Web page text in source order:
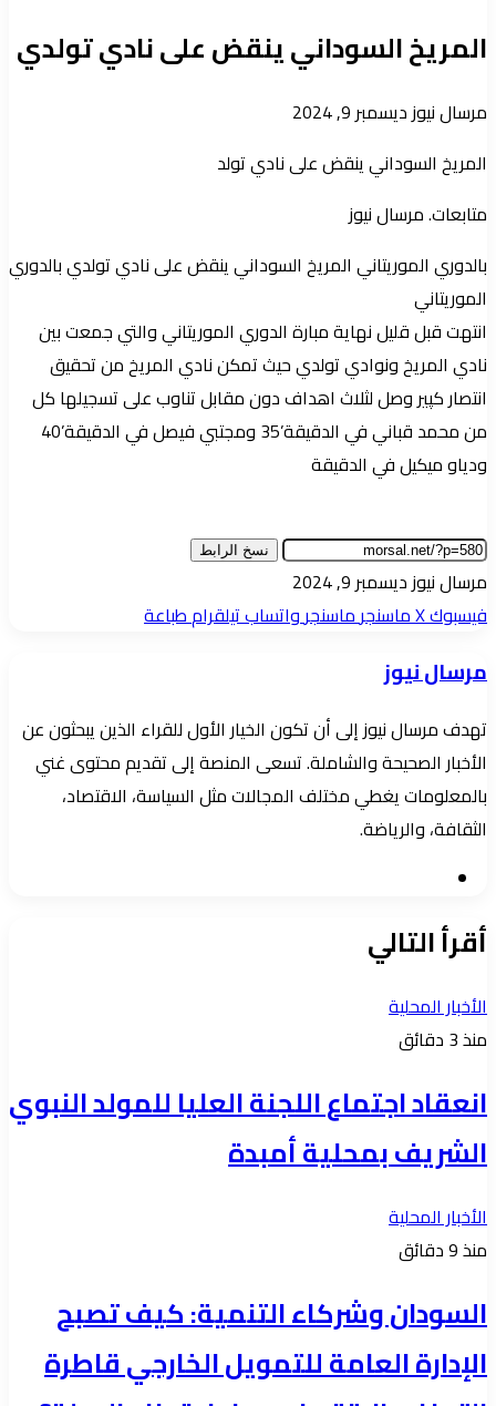
المريخ السوداني ينقض على نادي تولدي
مرسال نيوزأرسل
إلكترونيا
ديسمبر 9, 2024
المريخ السوداني ينقض على نادي تولد
متابعات. مرسال نيوز
بالدوري الموريتاني المريخ السوداني ينقض على نادي تولدي بالدوري
الموريتاني
انتهت قبل قليل نهاية مبارة الدوري الموريتاني والتي جمعت بين
نادي المريخ ونوادي تولدي حيث تمكن نادي المريخ من تحقيق
انتصار كپير وصل لثلاث اهداف دون مقابل تناوب على تسجيلها كل
من محمد قباني في الدقيقة’35 ومجتبي فيصل في الدقيقة’40
ودياو ميكيل في الدقيقة
نسخ الرابط
مرسال نيوزأرسل
بريدا
ديسمبر 9, 2024
فيسبوك‫Xماسنجرماسنجرواتسابتيلقرامطباعة
مرسال نيوز
تهدف مرسال نيوز إلى أن تكون الخيار الأول للقراء الذين يبحثون عن
الأخبار الصحيحة والشاملة. تسعى المنصة إلى تقديم محتوى غني
بالمعلومات يغطي مختلف المجالات مثل السياسة، الاقتصاد،
الثقافة، والرياضة.
أقرأ التالي
الأخبار المحلية
منذ 3 دقائق
انعقاد اجتماع اللجنة العليا للمولد النبوي
الشريف بمحلية أمبدة
الأخبار المحلية
منذ 9 دقائق
السودان وشركاء التنمية: كيف تصبح
الإدارة العامة للتمويل الخارجي قاطرة